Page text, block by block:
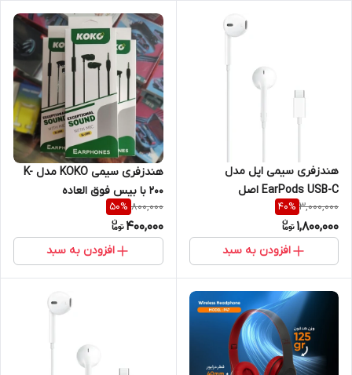
هندزفری سیمی اپل مدل
EarPods USB-C اصل
3,000,000
40%
1,800,000
افزودن به سبد
هندزفری سیمی KOKO مدل K-
200 با بیس فوق العاده
800,000
50%
400,000
افزودن به سبد